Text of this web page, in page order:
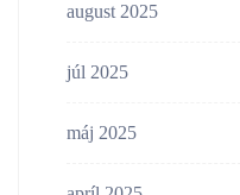
august 2025
júl 2025
máj 2025